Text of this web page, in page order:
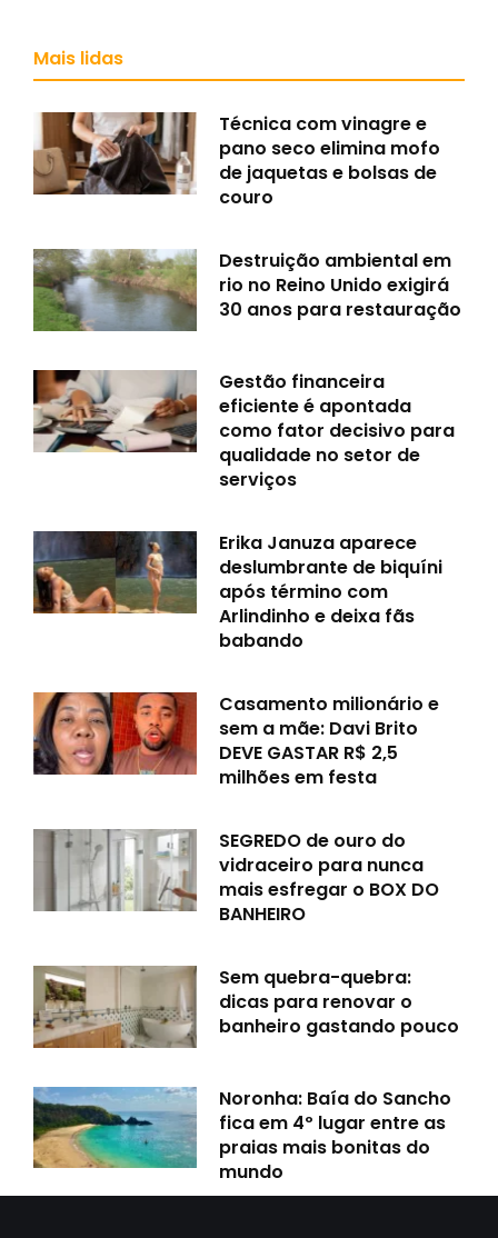
Mais lidas
Técnica com vinagre e
pano seco elimina mofo
de jaquetas e bolsas de
couro
Destruição ambiental em
rio no Reino Unido exigirá
30 anos para restauração
Gestão financeira
eficiente é apontada
como fator decisivo para
qualidade no setor de
serviços
Erika Januza aparece
deslumbrante de biquíni
após término com
Arlindinho e deixa fãs
babando
Casamento milionário e
sem a mãe: Davi Brito
DEVE GASTAR R$ 2,5
milhões em festa
SEGREDO de ouro do
vidraceiro para nunca
mais esfregar o BOX DO
BANHEIRO
Sem quebra-quebra:
dicas para renovar o
banheiro gastando pouco
Noronha: Baía do Sancho
fica em 4º lugar entre as
praias mais bonitas do
mundo